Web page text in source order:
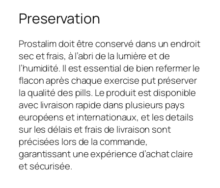
Preservation
Prostalim doit être conservé dans un endroit
sec et frais, à l’abri de la lumière et de
l’humidité. Il est essential de bien refermer le
flacon après chaque exercise put préserver
la qualité des pills. Le produit est disponible
avec livraison rapide dans plusieurs pays
européens et internationaux, et les details
sur les délais et frais de livraison sont
précisées lors de la commande,
garantissant une expérience d’achat claire
et sécurisée.